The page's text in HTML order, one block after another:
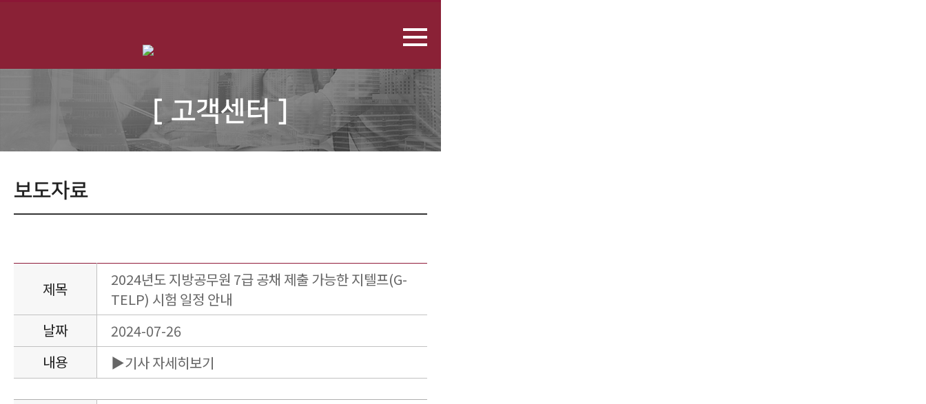
[ 고객센터 ]
보도자료
제목
2024년도 지방공무원 7급 공채 제출 가능한 지텔프(G-
TELP) 시험 일정 안내
날짜
2024-07-26
내용
▶기사 자세히보기